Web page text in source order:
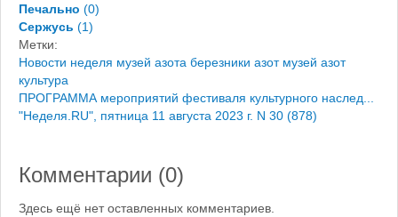
Печально (0)
Сержусь (1)
Метки:
Новости неделя музей азота березники азот музей азот
культура
ПРОГРАММА мероприятий фестиваля культурного наслед...
"Неделя.RU", пятница 11 августа 2023 г. N 30 (878)
Комментарии (0)
Здесь ещё нет оставленных комментариев.